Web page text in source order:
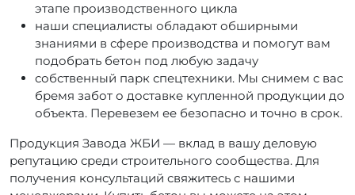
этапе производственного цикла
наши специалисты обладают обширными
знаниями в сфере производства и помогут вам
подобрать бетон под любую задачу
собственный парк спецтехники. Мы снимем с вас
бремя забот о доставке купленной продукции до
объекта. Перевезем ее безопасно и точно в срок.
Продукция Завода ЖБИ — вклад в вашу деловую
репутацию среди строительного сообщества. Для
получения консультаций свяжитесь с нашими